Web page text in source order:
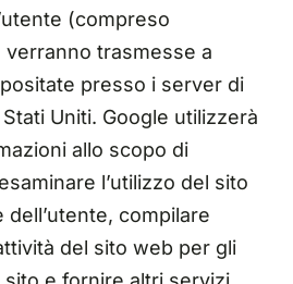
(compreso
verranno trasmesse a
presso i server di
Uniti. Google utilizzerà
allo scopo di
l’utilizzo del sito
dell’utente, compilare
del sito web per gli